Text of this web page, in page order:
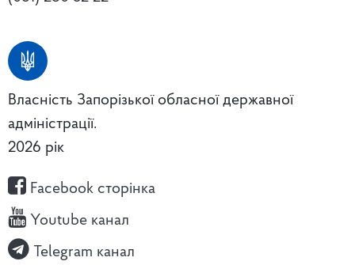
Власність Запорізької обласної державної
адміністрації.
2026 рік
Facebook сторінка
Youtube канал
Telegram канал